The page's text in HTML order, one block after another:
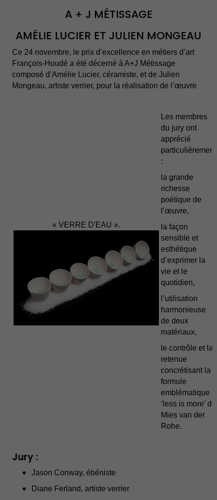
A + J MÉTISSAGE
AMÉLIE LUCIER ET JULIEN MONGEAU
Ce 24 novembre, le prix d’excellence en métiers d’art
François-Houdé a été décerné à A+J Métissage
composé d’Amélie Lucier, céramiste, et de Julien
Mongeau, artiste verrier, pour la réalisation de l’œuvre
« VERRE D'EAU ».
Les membres
du jury ont
apprécié
particulièrement
:
la grande
richesse
poétique de
l’œuvre,
la façon
sensible et
esthétique
d’exprimer la
vie et le
quotidien,
l’utilisation
harmonieuse
de deux
matériaux,
le contrôle et la
retenue
concrétisant la
formule
emblématique
‘less is more’ de
Mies van der
Rohe.
Jury :
Jason Conway, ébéniste
Diane Ferland, artiste verrier